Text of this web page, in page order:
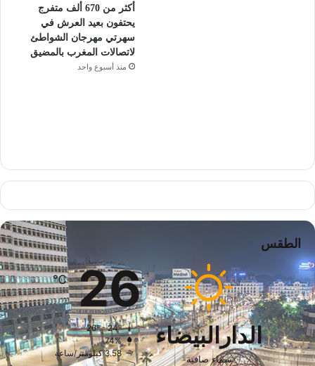
أكثر من 670 ألف متفرج
يحتفون بعيد العرش في
سهرتي مهرجان الشواطئ
لاتصالات المغرب بالمضيق
منذ أسبوع واحد
الطقس
الدارالبيضاء
سماء صافية
26
℃
26º - 24º
74%
3.58 كيلومتر/ساعة